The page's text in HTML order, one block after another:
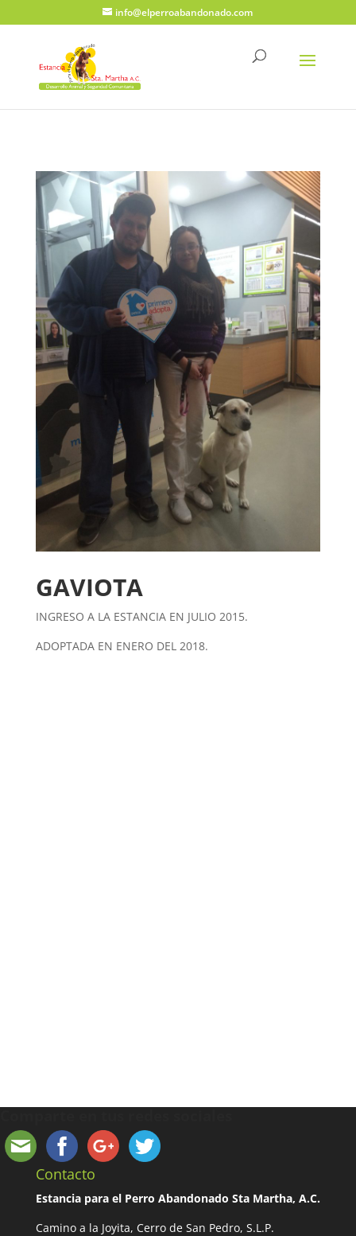
info@elperroabandonado.com
GAVIOTA
INGRESO A LA ESTANCIA EN JULIO 2015.
ADOPTADA EN ENERO DEL 2018.
Contacto
Estancia para el Perro Abandonado Sta Martha, A.C.
Camino a la Joyita, Cerro de San Pedro, S.L.P.